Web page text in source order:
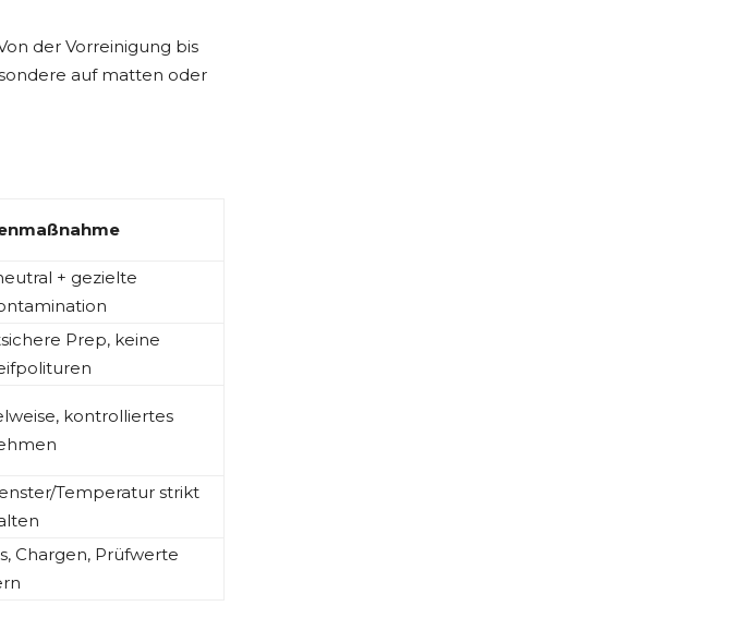
der Vorreinigung bis
auf matten oder
+ gezielte
Prep, keine
kontrolliertes
Temperatur strikt
Chargen, Prüfwerte